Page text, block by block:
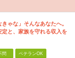
きゃな」そんなあなたへ。
定と、家族を守れる収入を
問 ベテランOK